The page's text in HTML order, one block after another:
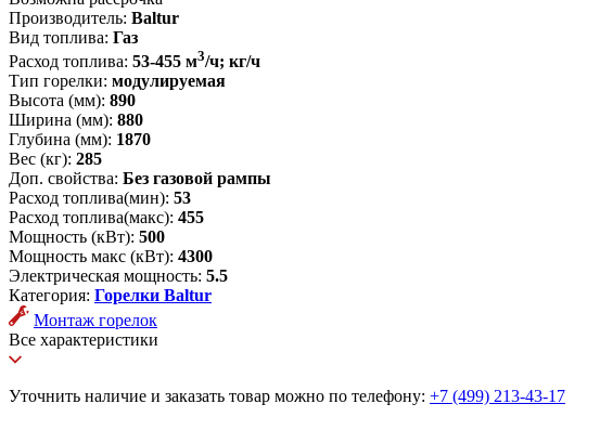
Производитель: Baltur
Вид топлива: Газ
Расход топлива: 53-455 м3/ч; кг/ч
Тип горелки: модулируемая
Высота (мм): 890
Ширина (мм): 880
Глубина (мм): 1870
Вес (кг): 285
Доп. свойства: Без газовой рампы
Расход топлива(мин): 53
Расход топлива(макс): 455
Мощность (кВт): 500
Мощность макс (кВт): 4300
Электрическая мощность: 5.5
Категория: Горелки Baltur
Монтаж горелок
Все характеристики
Уточнить наличие и заказать товар можно по телефону: +7 (499) 213-43-17